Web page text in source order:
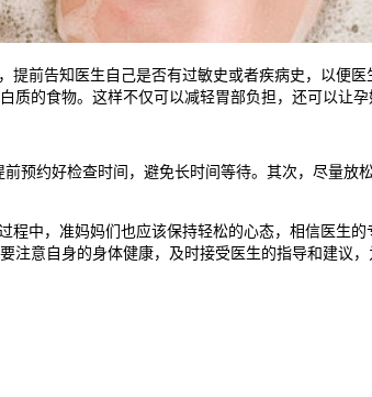
告知医生自己是否有过敏史或者疾病史，以便
的食物。这样不仅可以减轻胃部负担，还可以让孕
约好检查时间，避免长时间等待。其次，尽量放
，准妈妈们也应该保持轻松的心态，相信医生
意自身的身体健康，及时接受医生的指导和建议，